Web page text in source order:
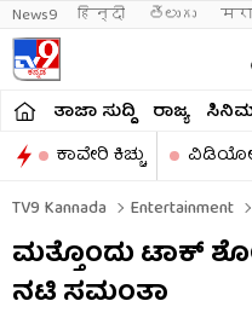
News9 हिन्दी తెలుగు
ತಾಜಾ ಸುದ್ದಿ ರಾಜ್ಯ
ಕಾವೇರಿ ಕಿಚ್ಚು
TV9 Kannada
Entertainment
ಮತ್ತೊಂದು ಟಾಕ್
ನಟಿ ಸಮಂತಾ